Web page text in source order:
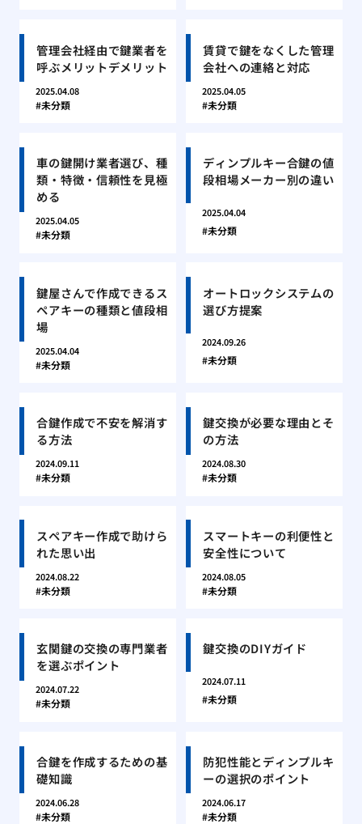
管理会社経由で鍵業者を
呼ぶメリットデメリット
2025.04.08
未分類
賃貸で鍵をなくした管理
会社への連絡と対応
2025.04.05
未分類
車の鍵開け業者選び、種
類・特徴・信頼性を見極
める
2025.04.05
未分類
ディンプルキー合鍵の値
段相場メーカー別の違い
2025.04.04
未分類
鍵屋さんで作成できるス
ペアキーの種類と値段相
場
2025.04.04
未分類
オートロックシステムの
選び方提案
2024.09.26
未分類
合鍵作成で不安を解消す
る方法
2024.09.11
未分類
鍵交換が必要な理由とそ
の方法
2024.08.30
未分類
スペアキー作成で助けら
れた思い出
2024.08.22
未分類
スマートキーの利便性と
安全性について
2024.08.05
未分類
玄関鍵の交換の専門業者
を選ぶポイント
2024.07.22
未分類
鍵交換のDIYガイド
2024.07.11
未分類
合鍵を作成するための基
礎知識
2024.06.28
未分類
防犯性能とディンプルキ
ーの選択のポイント
2024.06.17
未分類